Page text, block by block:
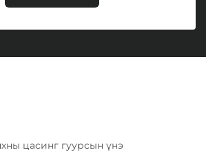
цасинг гуурсын үнэ